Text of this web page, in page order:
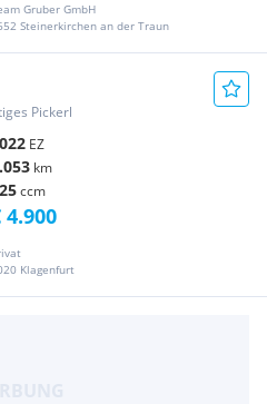
Gruber GmbH
Steinerkirchen an der Traun
Pickerl
EZ
km
ccm
Klagenfurt
4.900